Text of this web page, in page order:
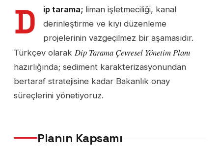
D ip tarama; liman işletmeciliği, kanal
derinleştirme ve kıyı düzenleme
projelerinin vazgeçilmez bir aşamasıdır.
Türkçev olarak Dip Tarama Çevresel Yönetim Planı
hazırlığında; sediment karakterizasyonundan
bertaraf stratejisine kadar Bakanlık onay
süreçlerini yönetiyoruz.
Planın Kapsamı